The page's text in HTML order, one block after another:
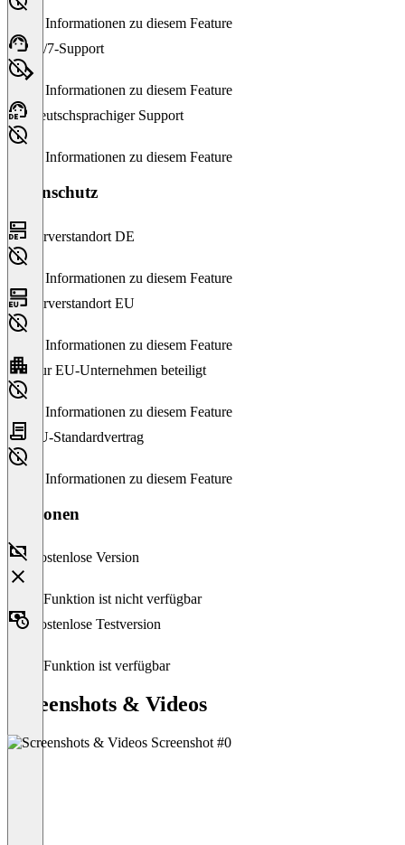
Keine Informationen zu diesem Feature
24/7-Support
Keine Informationen zu diesem Feature
Deutschsprachiger Support
Keine Informationen zu diesem Feature
Datenschutz
Serverstandort DE
Keine Informationen zu diesem Feature
Serverstandort EU
Keine Informationen zu diesem Feature
Nur EU-Unternehmen beteiligt
Keine Informationen zu diesem Feature
EU-Standardvertrag
Keine Informationen zu diesem Feature
Versionen
Kostenlose Version
Diese Funktion ist nicht verfügbar
Kostenlose Testversion
Diese Funktion ist verfügbar
Screenshots & Videos